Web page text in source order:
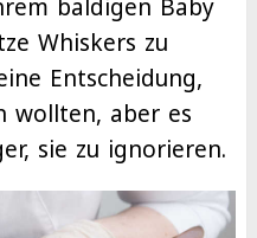
baldigen Baby
Whiskers zu
Entscheidung,
wollten, aber es
sie zu ignorieren.